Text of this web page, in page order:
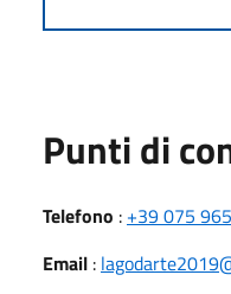
Punti di
Telefono : +39 075
Email :